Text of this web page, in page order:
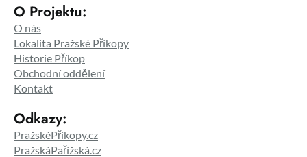
O Projektu:
O nás
Lokalita Pražské Příkopy
Historie Příkop
Obchodní oddělení
Kontakt
Odkazy:
PražskéPříkopy.cz
PražskáPařížská.cz